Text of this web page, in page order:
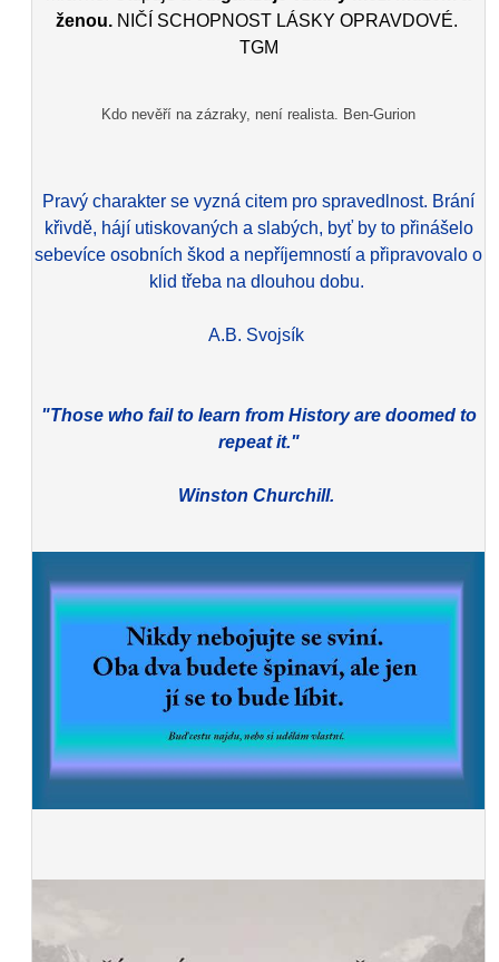
ženou. NIČÍ SCHOPNOST LÁSKY OPRAVDOVÉ.
TGM
Kdo nevěří na zázraky, není realista. Ben-Gurion
Pravý charakter se vyzná citem pro spravedlnost. Brání
křivdě, hájí utiskovaných a slabých, byť by to přinášelo
sebevíce osobních škod a nepříjemností a připravovalo o
klid třeba na dlouhou dobu.
A.B. Svojsík
"Those who fail to learn from History are doomed to
repeat it."
Winston Churchill.